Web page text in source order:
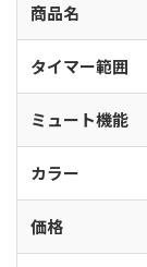
商品名
タイマー範囲
ミュート機能
カラー
価格